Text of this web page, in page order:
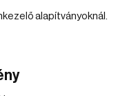
alapítványoknál.